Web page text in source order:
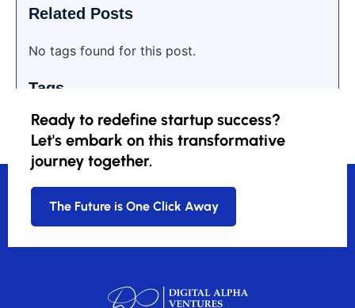
Related Posts
No tags found for this post.
Tags
Ready to redefine startup success?
Let's embark on this transformative
journey together.
The Future is One Click Away